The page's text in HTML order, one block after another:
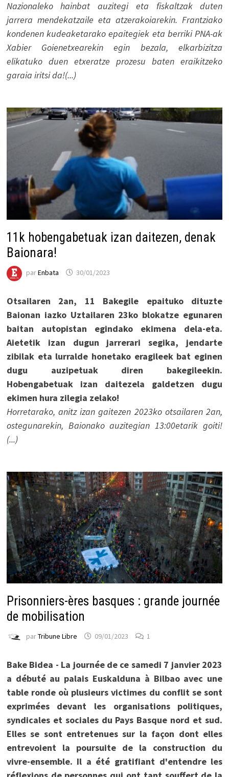
Nazionaleko hainbat auzitegi eta fiskaltzak duten
jarrera mendekatzaile eta atzerakoiarekin. Frantziako
kondenen kudeaketarako epaitegiek eta berriki PNA-ak
Xabier Goienetxearekin egin bezala, elkarbizitza
elikatuko duen etxeratze prozesu baten eraikitzeko
garaia iritsi da!(...)
11k hobengabetuak izan daitezen, denak
Baionara!
parEnbata 30/01/2023
Otsailaren 2an, 11 Bakegile epaituko dituzte
Baionan iazko Uztailaren 23ko blokatze egunaren
baitan autopistan egindako ekimena dela-eta.
Aietetik izan dugun jarrerari segika, jendarte
zibilak eta lurralde honetako eragileek bat eginen
dugu auzipetuak diren bakegileekin.
Hobengabetuak izan daitezela galdetzen dugu
ekimen hura zilegia zelako!
Horretarako, anitz izan gaitezen 2023ko otsailaren 2an,
ostegunarekin, Baionako auzitegian 13:00etarik goiti!
(...)
Prisonniers-ères basques : grande journée
de mobilisation
parTribune Libre 09/01/2023 1
Bake Bidea - La journée de ce samedi 7 janvier 2023
a débuté au palais Euskalduna à Bilbao avec une
table ronde où plusieurs victimes du conflit se sont
exprimées devant les organisations politiques,
syndicales et sociales du Pays Basque nord et sud.
Elles se sont entretenues sur la façon dont elles
entrevoient la poursuite de la construction du
vivre-ensemble. Il a été gratifiant d'entendre les